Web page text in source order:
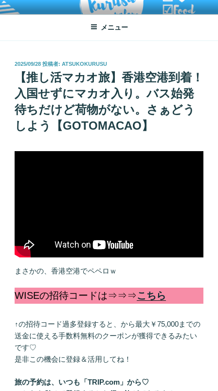
コ
ン
ン
ATSUKO KURUSU SALONE
written by Atsuko Kurusu
メニュー
投
2025/09/28 投稿者: ATSUKOKURUSU
【推し活マカオ旅】香港空港到着！
入国せずにマカオ入り。バス始発
待ちだけど荷物がない。さぁどう
しよう【GOTOMACAO】
まさかの、香港空港でペペロｗ
WISEの招待コードは⇒⇒⇒こちら
↑の招待コード過多登録すると、から最大￥75,000までの
送金に使える手数料無料のクーポンが獲得できるみたい
です♡
是非この機会に登録＆活用してね！
旅の予約は、いつも「TRIP.com」から♡